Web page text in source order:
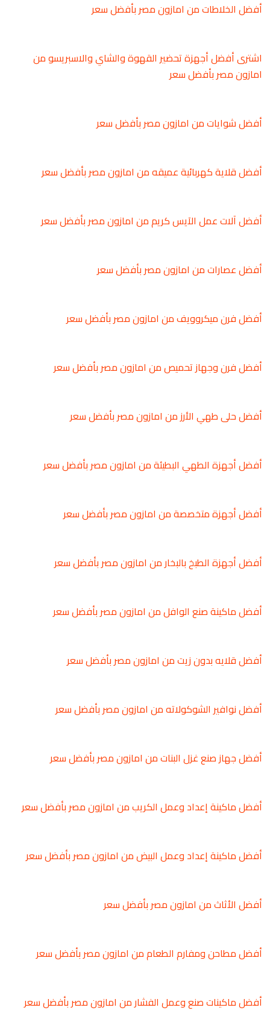
أفضل الخلاطات من امازون مصر بأفضل سعر
اشترى أفضل أجهزة تحضير القهوة والشاي والاسبريسو من
امازون مصر بأفضل سعر
أفضل شوايات من امازون مصر بأفضل سعر
أفضل قلاية كهربائية عميقه من امازون مصر بأفضل سعر
أفضل آلات عمل الآيس كريم من امازون مصر بأفضل سعر
أفضل عصارات من امازون مصر بأفضل سعر
أفضل فرن ميكروويف من امازون مصر بأفضل سعر
أفضل فرن وجهاز تحميص من امازون مصر بأفضل سعر
أفضل حلى طهي الأرز من امازون مصر بأفضل سعر
أفضل أجهزة الطهي البطيئة من امازون مصر بأفضل سعر
أفضل أجهزة متخصصة من امازون مصر بأفضل سعر
أفضل أجهزة الطبخ بالبخار من امازون مصر بأفضل سعر
أفضل ماكينة صنع الوافل من امازون مصر بأفضل سعر
أفضل قلايه بدون زيت من امازون مصر بأفضل سعر
أفضل نوافير الشوكولاته من امازون مصر بأفضل سعر
أفضل جهاز صنع غزل البنات من امازون مصر بأفضل سعر
أفضل ماكينة إعداد وعمل الكريب من امازون مصر بأفضل سعر
أفضل ماكينة إعداد وعمل البيض من امازون مصر بأفضل سعر
أفضل الأثاث من امازون مصر بأفضل سعر
أفضل مطاحن ومفارم الطعام من امازون مصر بأفضل سعر
أفضل ماكينات صنع وعمل الفشار من امازون مصر بأفضل سعر